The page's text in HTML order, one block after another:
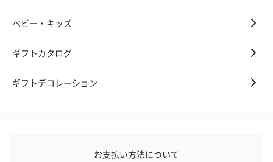
ベビー・キッズ
ギフトカタログ
ギフトデコレーション
お支払い方法について